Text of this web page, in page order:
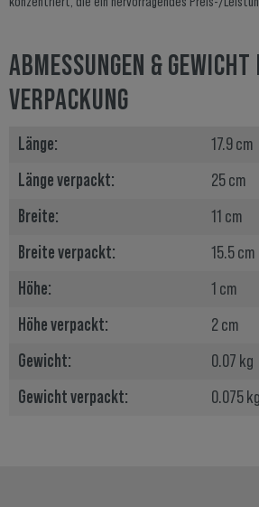
ABMESSUNGEN & GEWICHT
VERPACKUNG
Länge:
17.9 cm
Länge verpackt:
25 cm
Breite:
11 cm
Breite verpackt:
15.5 cm
Höhe:
1 cm
Höhe verpackt:
2 cm
Gewicht:
0.07 kg
Gewicht verpackt:
0.075 kg